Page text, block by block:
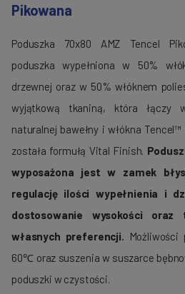
Pikowana
Poduszka 70x80 AMZ Tencel
poduszka wypełniona w 50%
drzewnej oraz w 50% włóknem
wyjątkową tkaniną, która łączy
naturalnej bawełny i włókna
została formułą Vital Finish.
wyposażona jest w zamek
regulację ilości wypełnienia i
dostosowanie wysokości oraz
własnych preferencji.
60℃ oraz suszenia w suszarce
poduszki w czystości.